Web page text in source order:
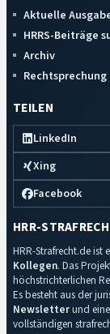
Aktuelle
HRRS-Beiträge
Archiv
Rechtsprechung
TEILEN
LinkedIn
Xing
Facebook
HRR-
HRR-Strafrecht.de ist
Kollegen. Das
höchstrichterlichen
Es besteht aus der
Newsletterund
vollständigen